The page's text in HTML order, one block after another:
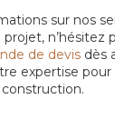
sur nos
n’hésitez
de devis dès
expertise pour